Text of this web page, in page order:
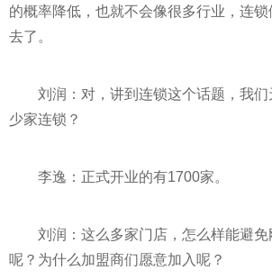
的概率降低，也就不会像很多行业，连
去了。
刘润：对，讲到连锁这个话题，我
少家连锁？
李逸：正式开业的有1700家。
刘润：这么多家门店，怎么样能避
呢？为什么加盟商们愿意加入呢？